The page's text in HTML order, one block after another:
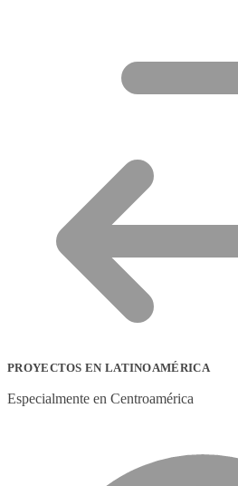
PROYECTOS EN LATINOAMÉRICA
Especialmente en Centroamérica